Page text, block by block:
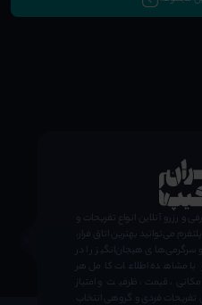
رزرو آنلاین انواع تفریحات و
می‌توانید بهترین اتاق فرار،
هیجان‌انگیز را در
مشاهده اطلاعات کامل هر
قیمت، ظرفیت و امتیاز
تفریحات فردی و گروهی انتخاب